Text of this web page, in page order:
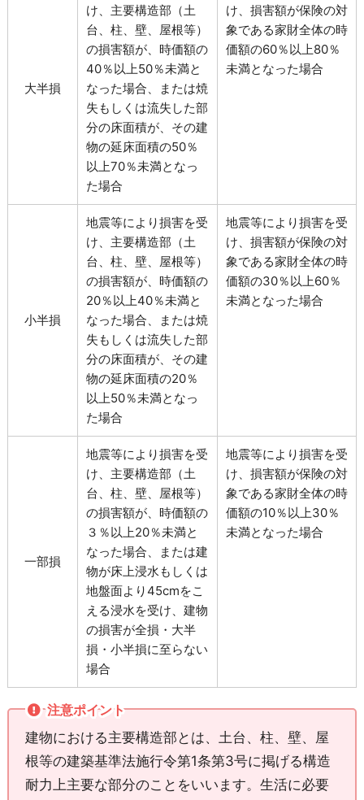
大半損
け、主要構造部（土
台、柱、壁、屋根等）
の損害額が、時価額の
40％以上50％未満と
なった場合、または焼
失もしくは流失した部
分の床面積が、その建
物の延床面積の50％
以上70％未満となっ
た場合
け、損害額が保険の対
象である家財全体の時
価額の60％以上80％
未満となった場合
小半損
地震等により損害を受
け、主要構造部（土
台、柱、壁、屋根等）
の損害額が、時価額の
20％以上40％未満と
なった場合、または焼
失もしくは流失した部
分の床面積が、その建
物の延床面積の20％
以上50％未満となっ
た場合
地震等により損害を受
け、損害額が保険の対
象である家財全体の時
価額の30％以上60％
未満となった場合
一部損
地震等により損害を受
け、主要構造部（土
台、柱、壁、屋根等）
の損害額が、時価額の
３％以上20％未満と
なった場合、または建
物が床上浸水もしくは
地盤面より45cmをこ
える浸水を受け、建物
の損害が全損・大半
損・小半損に至らない
場合
地震等により損害を受
け、損害額が保険の対
象である家財全体の時
価額の10％以上30％
未満となった場合
注意ポイント
建物における主要構造部とは、土台、柱、壁、屋
根等の建築基準法施行令第1条第3号に掲げる構造
耐力上主要な部分のことをいいます。生活に必要